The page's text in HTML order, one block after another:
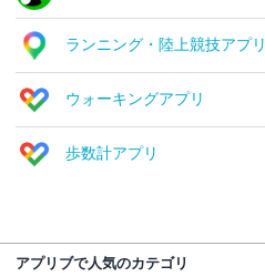
ランニング・陸上競技アプリ
ウォーキングアプリ
歩数計アプリ
アプリブで人気のカテゴリ